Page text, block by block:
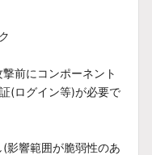
前にコンポーネント
(ログイン等)が必要で
影響範囲が脆弱性のあ